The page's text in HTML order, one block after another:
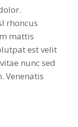
rhoncus
mattis
est velit
nunc sed
Venenatis